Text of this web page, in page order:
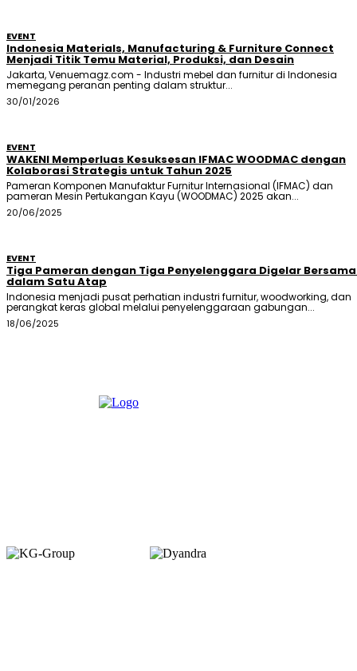
EVENT
Indonesia Materials, Manufacturing & Furniture Connect
Menjadi Titik Temu Material, Produksi, dan Desain
Jakarta, Venuemagz.com - Industri mebel dan furnitur di Indonesia
memegang peranan penting dalam struktur...
30/01/2026
EVENT
WAKENI Memperluas Kesuksesan IFMAC WOODMAC dengan
Kolaborasi Strategis untuk Tahun 2025
Pameran Komponen Manufaktur Furnitur Internasional (IFMAC) dan
pameran Mesin Pertukangan Kayu (WOODMAC) 2025 akan...
20/06/2025
EVENT
Tiga Pameran dengan Tiga Penyelenggara Digelar
dalam Satu Atap
Indonesia menjadi pusat perhatian industri furnitur, woodworking, dan
perangkat keras global melalui penyelenggaraan gabungan...
18/06/2025